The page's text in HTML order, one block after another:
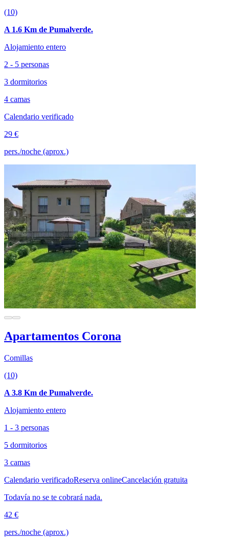
(10)
A 1.6 Km de Pumalverde.
Alojamiento entero
2 - 5 personas
3 dormitorios
4 camas
Calendario verificado
29 €
pers./noche (aprox.)
Apartamentos Corona
Comillas
(10)
A 3.8 Km de Pumalverde.
Alojamiento entero
1 - 3 personas
5 dormitorios
3 camas
Calendario verificadoReserva onlineCancelación gratuita
Todavía no se te cobrará nada.
42 €
pers./noche (aprox.)